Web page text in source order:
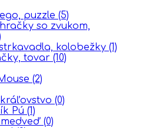
puzzle (5)
so zvukom,
kolobežky (1)
tovar (10)
(2)
(0)
Pú (1)
(0)